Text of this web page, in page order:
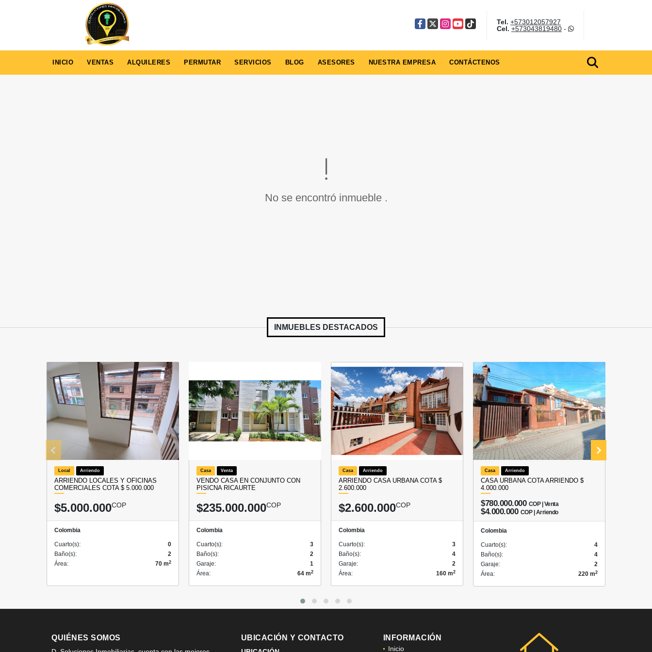
Facebook
X Instagram
YouTube
TikTok Tel. +573012057927
Cel. +573043819480-
INICIO VENTAS ALQUILERES PERMUTAR SERVICIOS BLOG ASESORES NUESTRA EMPRESA CONTÁCTENOS
No se encontró inmueble .
INMUEBLES DESTACADOS
Local Arriendo
ARRIENDO LOCALES Y OFICINAS
COMERCIALES COTA $ 5.000.000
$5.000.000COP
Colombia
Cuarto(s):
0
Baño(s):
2
Área:
70 m2
Casa Venta
VENDO CASA EN CONJUNTO CON
PISICNA RICAURTE
$235.000.000COP
Colombia
Cuarto(s):
3
Baño(s):
2
Garaje:
1
Área:
64 m2
Casa Arriendo
ARRIENDO CASA URBANA COTA $
2.600.000
$2.600.000COP
Colombia
Cuarto(s):
3
Baño(s):
4
Garaje:
2
Área:
160 m2
Casa Arriendo
CASA URBANA COTA ARRIENDO $
4.000.000
$780.000.000 COP | Venta
$4.000.000 COP | Arriendo
Colombia
Cuarto(s):
4
Baño(s):
4
Garaje:
2
Área:
220 m2
QUIÉNES SOMOS UBICACIÓN Y CONTACTO INFORMACIÓN
Inicio